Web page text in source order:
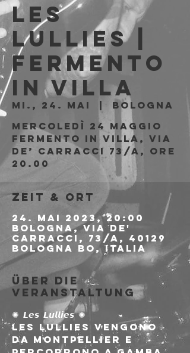
Les
Lullies |
Fermento
in Villa
Mi., 24. Mai
Bologna
Mercoledì 24 maggio
Fermento in Villa, via
de’ Carracci 73/a, ore
20.00
Zeit & Ort
24. Mai 2023, 20:00
Bologna, Via de'
Carracci, 73/A, 40129
Bologna BO, Italia
Über die
Veranstaltung
✺ 𝙇𝙚𝙨 𝙇𝙪𝙡𝙡𝙞𝙚𝙨 ✺
Les Lullies vengono
da Montpellier e